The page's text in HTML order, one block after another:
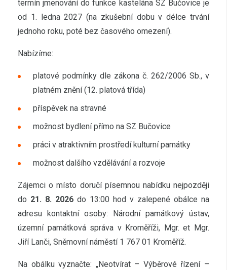
termín jmenování do funkce kastelána SZ Bučovice je
od 1. ledna 2027 (na zkušební dobu v délce trvání
jednoho roku, poté bez časového omezení).
Nabízíme:
platové podmínky dle zákona č. 262/2006 Sb., v
platném znění (12. platová třída)
příspěvek na stravné
možnost bydlení přímo na SZ Bučovice
práci v atraktivním prostředí kulturní památky
možnost dalšího vzdělávání a rozvoje
Zájemci o místo doručí písemnou nabídku nejpozději
do 21. 8. 2026 do 13:00 hod v zalepené obálce na
adresu kontaktní osoby: Národní památkový ústav,
územní památková správa v Kroměříži, Mgr. et Mgr.
Jiří Lanči, Sněmovní náměstí 1 767 01 Kroměříž.
Na obálku vyznačte: „Neotvírat – Výběrové řízení –